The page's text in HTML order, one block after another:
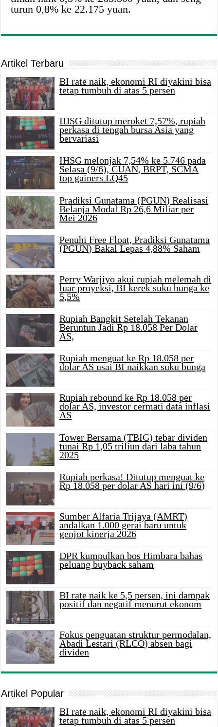
turun 0,8% ke 22.175 yuan.
Artikel Terbaru
BI rate naik, ekonomi RI diyakini bisa
tetap tumbuh di atas 5 persen
IHSG ditutup meroket 7,57%, rupiah
perkasa di tengah bursa Asia yang
bervariasi
IHSG melonjak 7,54% ke 5.746 pada
Selasa (9/6), CUAN, BRPT, SCMA
top gainers LQ45
Pradiksi Gunatama (PGUN) Realisasi
Belanja Modal Rp 26,6 Miliar per
Mei 2026
Penuhi Free Float, Pradiksi Gunatama
(PGUN) Bakal Lepas 4,88% Saham
Perry Warjiyo akui rupiah melemah di
luar proyeksi, BI kerek suku bunga ke
5,5%
Rupiah Bangkit Setelah Tekanan
Beruntun Jadi Rp 18.058 Per Dolar
AS,
Rupiah menguat ke Rp 18.058 per
dolar AS usai BI naikkan suku bunga
Rupiah rebound ke Rp 18.058 per
dolar AS, investor cermati data inflasi
AS
Tower Bersama (TBIG) tebar dividen
tunai Rp 1,05 triliun dari laba tahun
2025
Rupiah perkasa! Ditutup menguat ke
Rp 18.058 per dolar AS hari ini (9/6)
Sumber Alfaria Trijaya (AMRT)
andalkan 1.000 gerai baru untuk
genjot kinerja 2026
DPR kumpulkan bos Himbara bahas
peluang buyback saham
BI rate naik ke 5,5 persen, ini dampak
positif dan negatif menurut ekonom
Fokus penguatan struktur permodalan,
Abadi Lestari (RLCO) absen bagi
dividen
Artikel Popular
BI rate naik, ekonomi RI diyakini bisa
tetap tumbuh di atas 5 persen